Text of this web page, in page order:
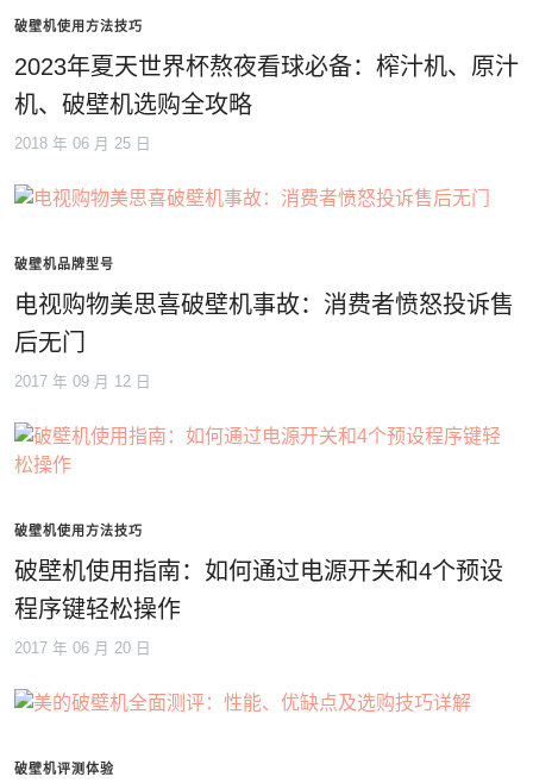
破壁机使用方法技巧
2023年夏天世界杯熬夜看球必备：榨汁机、原汁
机、破壁机选购全攻略
2018 年 06 月 25 日
破壁机品牌型号
电视购物美思喜破壁机事故：消费者愤怒投诉售
后无门
2017 年 09 月 12 日
破壁机使用方法技巧
破壁机使用指南：如何通过电源开关和4个预设
程序键轻松操作
2017 年 06 月 20 日
破壁机评测体验